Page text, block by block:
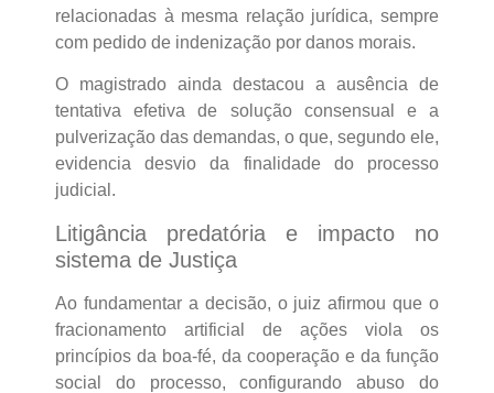
relacionadas à mesma relação jurídica, sempre
com pedido de indenização por danos morais.
O magistrado ainda destacou a ausência de
tentativa efetiva de solução consensual e a
pulverização das demandas, o que, segundo ele,
evidencia desvio da finalidade do processo
judicial.
Litigância predatória e impacto no
sistema de Justiça
Ao fundamentar a decisão, o juiz afirmou que o
fracionamento artificial de ações viola os
princípios da boa-fé, da cooperação e da função
social do processo, configurando abuso do